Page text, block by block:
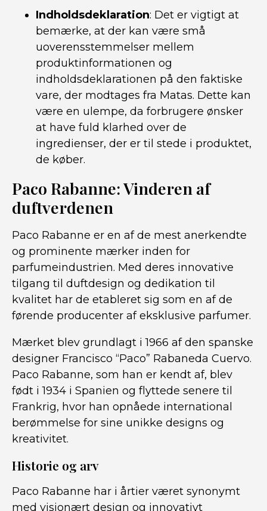
Indholdsdeklaration: Det er vigtigt at
bemærke, at der kan være små
uoverensstemmelser mellem
produktinformationen og
indholdsdeklarationen på den faktiske
vare, der modtages fra Matas. Dette kan
være en ulempe, da forbrugere ønsker
at have fuld klarhed over de
ingredienser, der er til stede i produktet,
de køber.
Paco Rabanne: Vinderen af
duftverdenen
Paco Rabanne er en af de mest anerkendte
og prominente mærker inden for
parfumeindustrien. Med deres innovative
tilgang til duftdesign og dedikation til
kvalitet har de etableret sig som en af de
førende producenter af eksklusive parfumer.
Mærket blev grundlagt i 1966 af den spanske
designer Francisco “Paco” Rabaneda Cuervo.
Paco Rabanne, som han er kendt af, blev
født i 1934 i Spanien og flyttede senere til
Frankrig, hvor han opnåede international
berømmelse for sine unikke designs og
kreativitet.
Historie og arv
Paco Rabanne har i årtier været synonymt
med visionært design og innovativt